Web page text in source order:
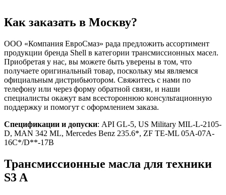
Как заказать в Москву?
ООО «Компания ЕвроСмаз» рада предложить ассортимент
продукции бренда Shell в категории трансмиссионных масел.
Приобретая у нас, вы можете быть уверены в том, что
получаете оригинальный товар, поскольку мы являемся
официальным дистрибьютором. Свяжитесь с нами по
телефону или через форму обратной связи, и наши
специалисты окажут вам всестороннюю консультационную
поддержку и помогут с оформлением заказа.
Спецификации и допуски: API GL-5, US Military MIL-L-2105-
D, MAN 342 ML, Mercedes Benz 235.6*, ZF TE-ML 05A-07A-
16C*/D**-17B
Трансмиссионные масла для техники
S3 A